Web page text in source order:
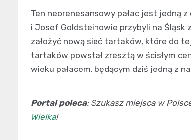
Ten neorenesansowy pałac jest jedną
i Josef Goldsteinowie przybyli na Śląsk
założyć nową sieć tartaków, które do
tartaków powstał zresztą w ścisłym
wieku pałacem, będącym dziś jedną z
Portal poleca: Szukasz miejsca w
Wielka!